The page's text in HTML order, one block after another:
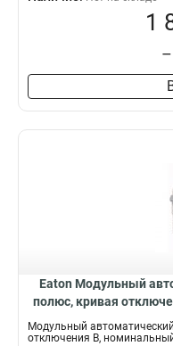
1
–
Eaton Модульный
полюс, кривая
Модульный
отключения B,